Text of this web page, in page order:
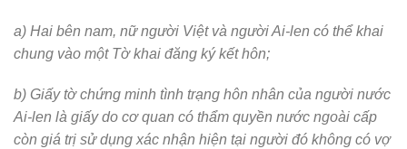
a) Hai bên nam, nữ người Việt và người Ai-len có thể khai
chung vào một Tờ khai đăng ký kết hôn;
b) Giấy tờ chứng minh tình trạng hôn nhân của người nước
Ai-len là giấy do cơ quan có thẩm quyền nước ngoài cấp
còn giá trị sử dụng xác nhận hiện tại người đó không có vợ